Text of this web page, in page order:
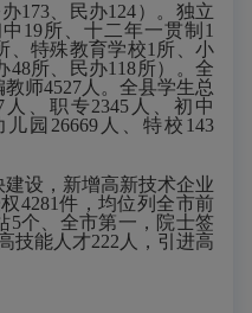
173、民办124）。独立
19所、十二年一贯制1
、特殊教育学校1所、小
48所、民办118所）。全
师4527人。全县学生总
人、职专2345人、初中
儿园26669人、特校143
设，新增高新技术企业
4281件，均位列全市前
5个、全市第一，院士签
技能人才222人，引进高